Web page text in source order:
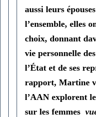
aussi leurs
l’ensemble, elles
choix, donnant
vie personnelle
l’État et de ses
rapport, Martine
l’AAN explorent
sur les femmes